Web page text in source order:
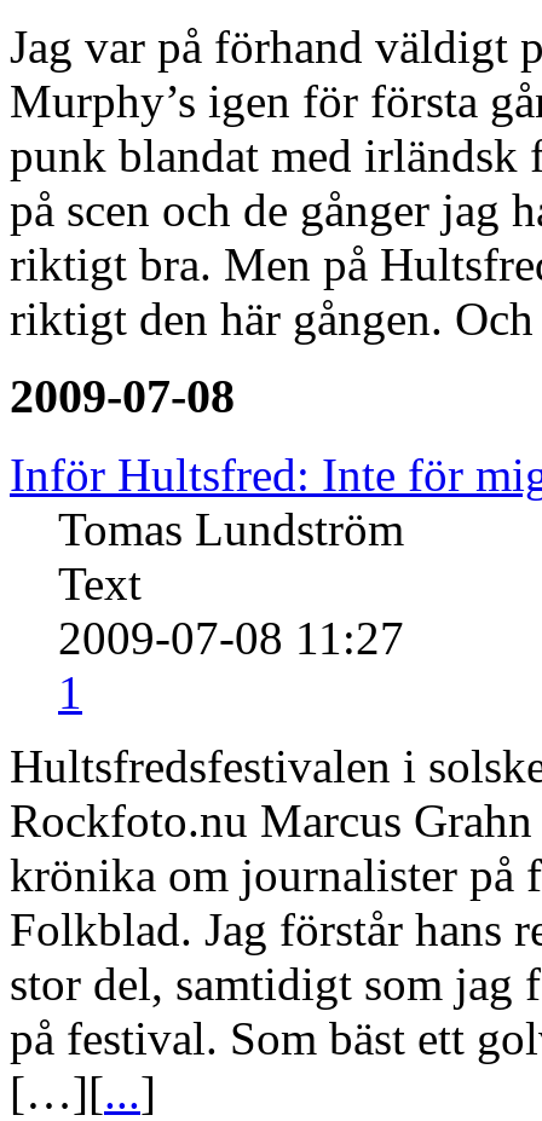
Jag var på förhand väldigt
Murphy’s igen för första
punk blandat med irländsk
på scen och de gånger jag
riktigt bra. Men på
riktigt den här gången.
2009-07-08
Inför Hultsfred: Inte för
Tomas Lundström
Text
2009-07-08 11:27
1
Hultsfredsfestivalen i
Rockfoto.nu Marcus
krönika om journalister på
Folkblad. Jag förstår hans
stor del, samtidigt som
på festival. Som bäst ett
[…][...]